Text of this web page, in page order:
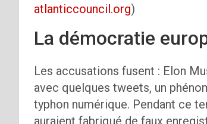
atlanticcouncil.org)
La démocratie
Les accusations fusent : Elon
avec quelques tweets, un
typhon numérique. Pendant ce
auraient fabriqué de faux